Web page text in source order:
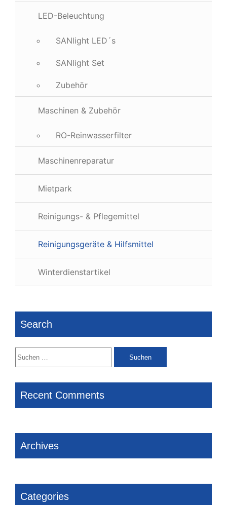
LED-Beleuchtung
SANlight LED´s
SANlight Set
Zubehör
Maschinen & Zubehör
RO-Reinwasserfilter
Maschinenreparatur
Mietpark
Reinigungs- & Pflegemittel
Reinigungsgeräte & Hilfsmittel
Winterdienstartikel
Search
Suchen
nach:
Recent Comments
Archives
Categories